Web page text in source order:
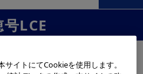
LCE
イトにてCookieを使用します。